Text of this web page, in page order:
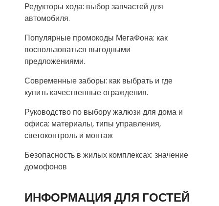
Редукторы хода: выбор запчастей для
автомобиля.
Популярные промокоды МегаФона: как
воспользоваться выгодными
предложениями.
Современные заборы: как выбрать и где
купить качественные ограждения.
Руководство по выбору жалюзи для дома и
офиса: материалы, типы управления,
светоконтроль и монтаж
Безопасность в жилых комплексах: значение
домофонов
ИНФОРМАЦИЯ ДЛЯ ГОСТЕЙ